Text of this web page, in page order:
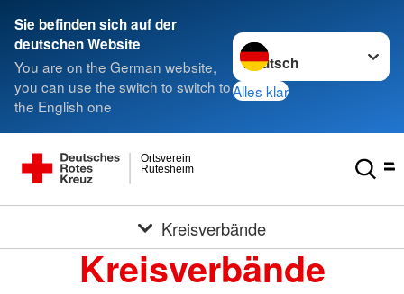
Sie befinden sich auf der
deutschen Website
You are on the German website,
you can use the switch to switch to
the English one
Sprache wechseln zu
Alles klar
Rutesheim
Ortsverein
Kreisverbände
Kreisverbände